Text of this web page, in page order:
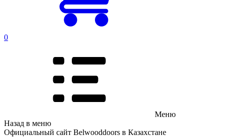
0
Меню
Назад в меню
Официальный сайт Belwooddoors в Казахстане